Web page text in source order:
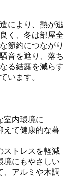
により、熱が逃
く、冬は部屋全
節約につながり
音を遮り、落ち
る結露を減らす
います。
室内環境に
えて健康的な暮
ストレスを軽減
境にもやさしい
、アルミや木調